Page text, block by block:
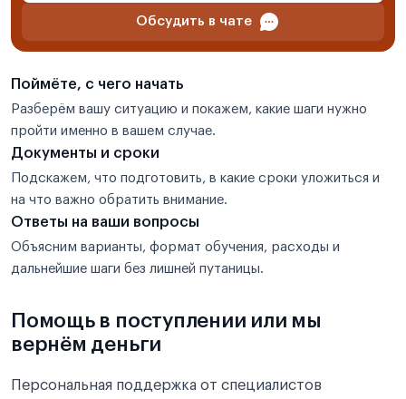
Обсудить в чате
Поймёте, с чего начать
Разберём вашу ситуацию и покажем, какие шаги нужно
пройти именно в вашем случае.
Документы и сроки
Подскажем, что подготовить, в какие сроки уложиться и
на что важно обратить внимание.
Ответы на ваши вопросы
Объясним варианты, формат обучения, расходы и
дальнейшие шаги без лишней путаницы.
Помощь в поступлении или мы
вернём деньги
Персональная поддержка от специалистов